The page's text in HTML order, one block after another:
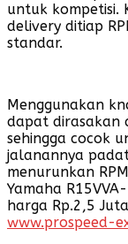
untuk kompetisi.
delivery ditiap
standar.
Menggunakan
dapat dirasakan
sehingga cocok
jalanannya
menurunkan
Yamaha
harga Rp.2,5
www.prospeed-